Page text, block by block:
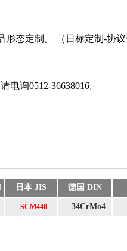
形态定制 。 （日标定制-协
电询0512-36638016。
日本 JIS 德国 DIN
SCM440 34CrMo4